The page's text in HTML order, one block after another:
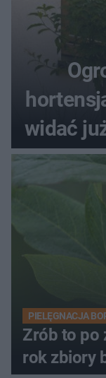
widać
PIELĘGNACJA
Zrób to po
rok zbiory